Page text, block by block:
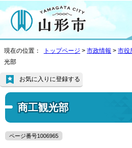
現在の位置： トップページ > 市政情報 > 市役
光部
商工観光部
お気に入りに登録する
ページ番号1006965